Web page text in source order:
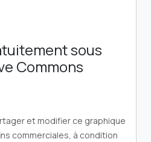
sous
Commons
et modifier ce graphique
commerciales, à condition